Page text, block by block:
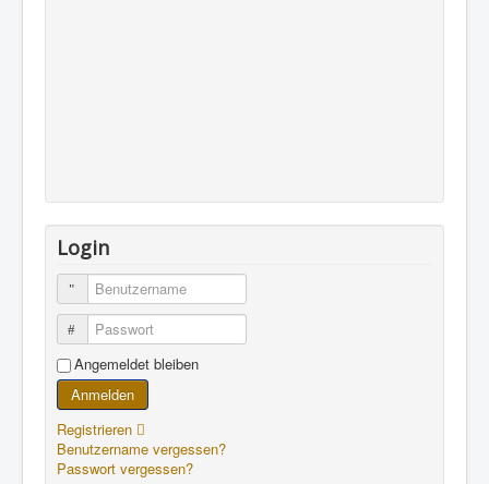
Login
Benutzername
Passwort
Angemeldet bleiben
Anmelden
Registrieren
Benutzername vergessen?
Passwort vergessen?